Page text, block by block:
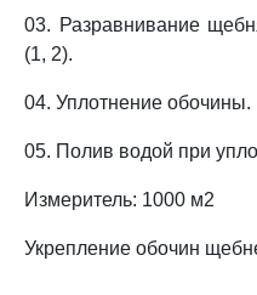
03. Разравнивание
(1, 2).
04. Уплотнение обочины.
05. Полив водой при
Измеритель: 1000 м2
Укрепление обочин